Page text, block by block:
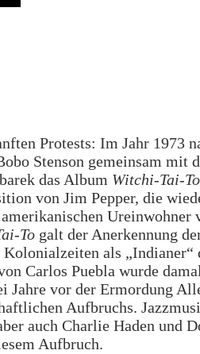
Protests: Im Jahr 1973
Stenson gemeinsam mit
das Album Witchi-Tai-To
von Jim Pepper, die
Ureinwohner
To galt der Anerkennung
als
Carlos Puebla wurde
Jahre vor der Ermordung
Aufbruchs.
auch Charlie Haden und
Aufbruch.